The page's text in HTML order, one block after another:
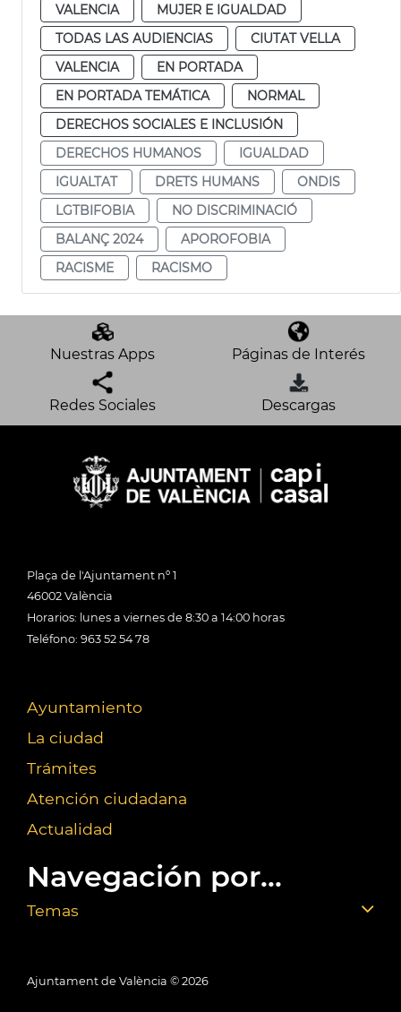
VALENCIA
MUJER E IGUALDAD
TODAS LAS AUDIENCIAS
CIUTAT VELLA
VALENCIA
EN PORTADA
EN PORTADA TEMÁTICA
NORMAL
DERECHOS SOCIALES E INCLUSIÓN
DERECHOS HUMANOS
IGUALDAD
IGUALTAT
DRETS HUMANS
ONDIS
LGTBIFOBIA
NO DISCRIMINACIÓ
BALANÇ 2024
APOROFOBIA
RACISME
RACISMO
Nuestras Apps Páginas de Interés
Redes Sociales Descargas
Plaça de l'Ajuntament nº 1
46002 València
Horarios: lunes a viernes de 8:30 a 14:00 horas
Teléfono: 963 52 54 78
Ayuntamiento
La ciudad
Trámites
Atención ciudadana
Actualidad
Navegación por...
Temas
Ajuntament de València © 2026